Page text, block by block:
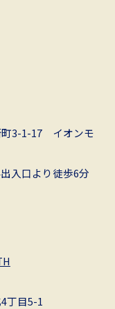
町3-1-17 イオンモ
入口より徒歩6分
丁目5-1